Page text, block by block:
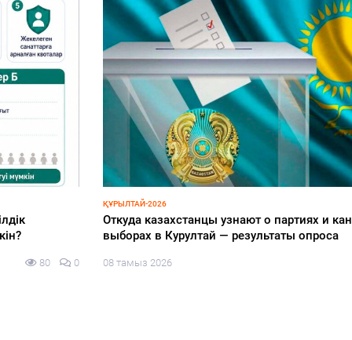
Откуда казахстанцы узнают о партиях и кандидатах на
выборах в Курултай — результаты опроса
08 тамыз 2026